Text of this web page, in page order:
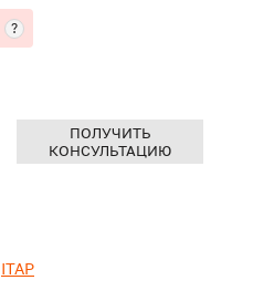
ITAP
?
ПОЛУЧИТЬ
КОНСУЛЬТАЦИЮ